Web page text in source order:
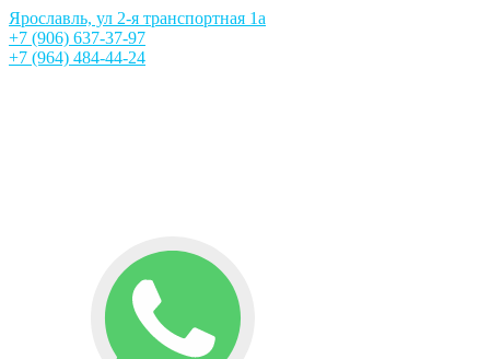
Ярославль, ул 2-я транспортная 1а
+7 (906) 637-37-97
+7 (964) 484-44-24